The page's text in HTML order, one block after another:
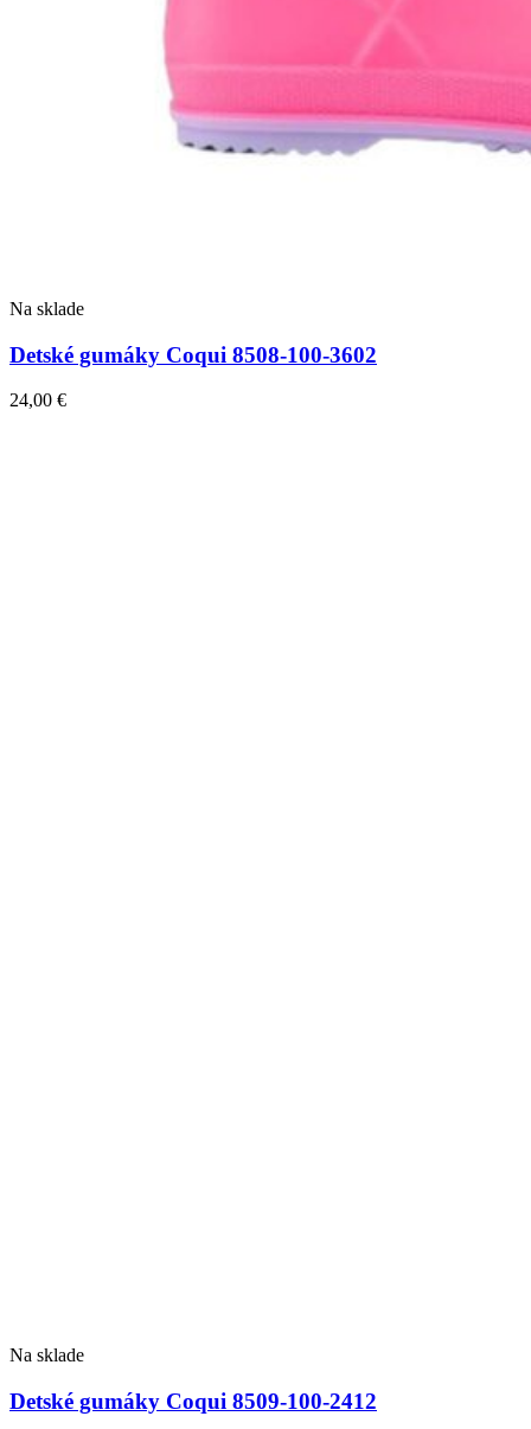
Na sklade
Detské gumáky Coqui 8508-100-3602
24,00 €
Na sklade
Detské gumáky Coqui 8509-100-2412